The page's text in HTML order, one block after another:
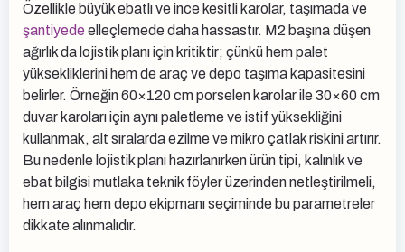
Özellikle büyük ebatlı ve ince kesitli karolar, taşımada ve
şantiyede elleçlemede daha hassastır. M2 başına düşen
ağırlık da lojistik planı için kritiktir; çünkü hem palet
yüksekliklerini hem de araç ve depo taşıma kapasitesini
belirler. Örneğin 60×120 cm porselen karolar ile 30×60 cm
duvar karoları için aynı paletleme ve istif yüksekliğini
kullanmak, alt sıralarda ezilme ve mikro çatlak riskini artırır.
Bu nedenle lojistik planı hazırlanırken ürün tipi, kalınlık ve
ebat bilgisi mutlaka teknik föyler üzerinden netleştirilmeli,
hem araç hem depo ekipmanı seçiminde bu parametreler
dikkate alınmalıdır.